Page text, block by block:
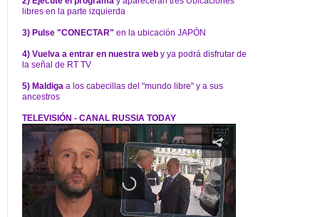
libres en la parte izquierda
3) Pulse "CONECTAR" en la ubicación JAPÓN
4) Vuelva a entrar en nuestra web y ya podrá disfrutar de
la señal de RT TV
5) Maldiga a los cabecillas del "mundo libre" y a sus
ancestros
TELEVISIÓN - CANAL RUSSIA TODAY